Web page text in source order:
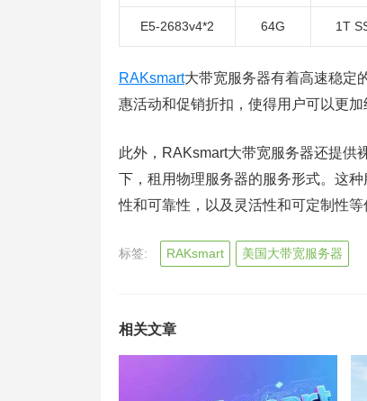
E5-2683v4*2 64G 1T
RAKsmart大带宽服务器有着高速稳定
惠活动和促销折扣，使得用户可以更加
此外，RAKsmart大带宽服务器还提供
下，租用物理服务器的服务形式。这
性和可靠性，以及灵活性和可定制性等
标签: RAKsmart 美国大带宽服务器
相关文章